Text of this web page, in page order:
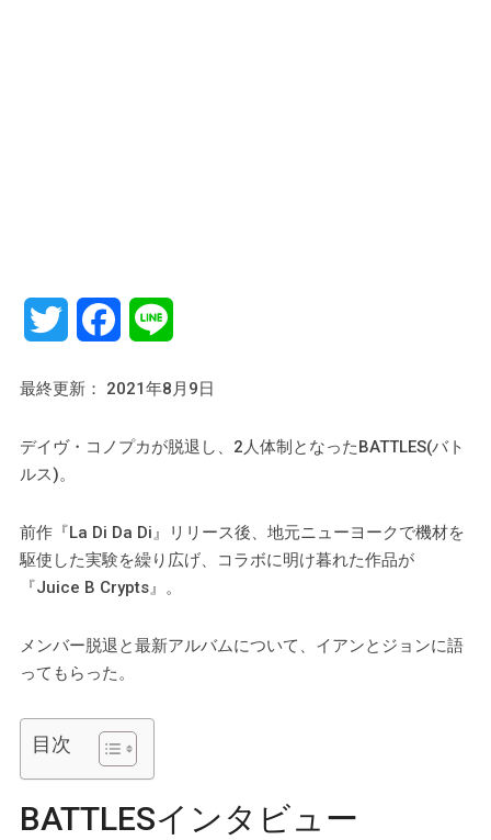
Twitter Facebook
最終更新： 2021年8月9日
デイヴ・コノプカが脱退し、2人体制となったBATTLES(バト
ルス)。
前作『La Di Da Di』リリース後、地元ニューヨークで機材を
駆使した実験を繰り広げ、コラボに明け暮れた作品が
『Juice B Crypts』。
メンバー脱退と最新アルバムについて、イアンとジョンに語
ってもらった。
目次
BATTLESインタビュー